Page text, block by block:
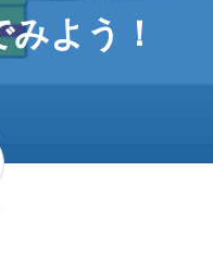
よう！